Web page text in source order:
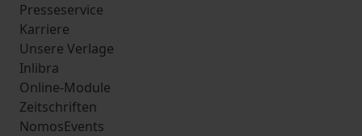
Presseservice
Karriere
Unsere Verlage
Inlibra
Online-Module
Zeitschriften
NomosEvents